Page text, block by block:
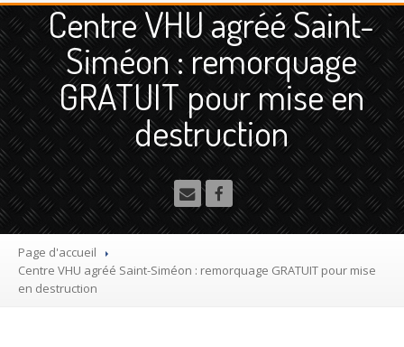
ENLÈVEMENTÉPAVE
Quoi?
Scooteret Moto
Camion
et Poids Lourd
Utilitaire
Démolisseuragrée VHU gratuit
Mettre
Dépollution
Centre VHU agréé Saint-
Siméon : remorquage
GRATUIT pour mise en
destruction
Page d'accueil
Centre VHU agréé Saint-Siméon : remorquage GRATUIT pour mise
en destruction